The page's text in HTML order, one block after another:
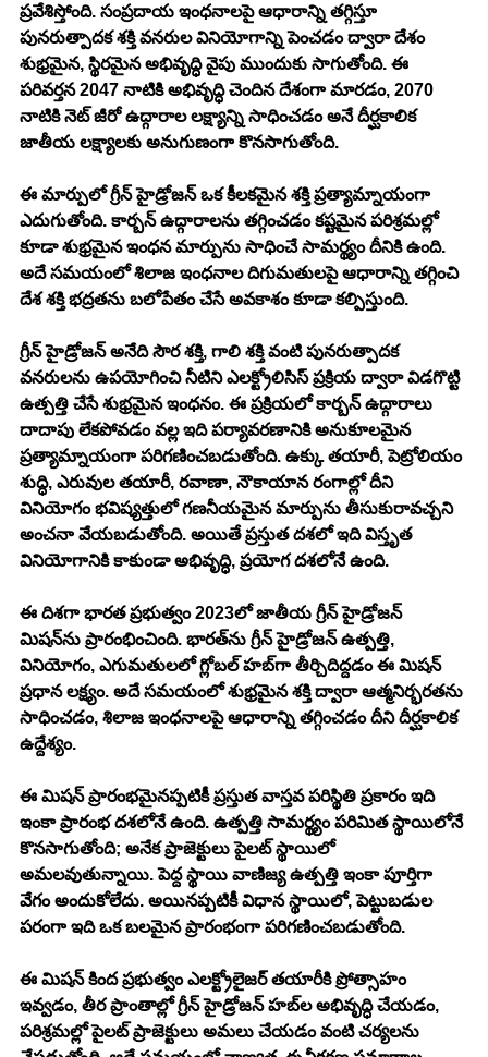
ప్రవేశిస్తోంది. సంప్రదాయ ఇంధనాలపై ఆధారాన్ని తగ్గిస్తూ
పునరుత్పాదక శక్తి వనరుల వినియోగాన్ని పెంచడం ద్వారా దేశం
శుభ్రమైన, స్థిరమైన అభివృద్ధి వైపు ముందుకు సాగుతోంది. ఈ
పరివర్తన 2047 నాటికి అభివృద్ధి చెందిన దేశంగా మారడం, 2070
నాటికి నెట్ జీరో ఉద్గారాల లక్ష్యాన్ని సాధించడం అనే దీర్ఘకాలిక
జాతీయ లక్ష్యాలకు అనుగుణంగా కొనసాగుతోంది.
ఈ మార్పులో గ్రీన్ హైడ్రోజన్ ఒక కీలకమైన శక్తి ప్రత్యామ్నాయంగా
ఎదుగుతోంది. కార్బన్ ఉద్గారాలను తగ్గించడం కష్టమైన పరిశ్రమల్లో
కూడా శుభ్రమైన ఇంధన మార్పును సాధించే సామర్థ్యం దీనికి ఉంది.
అదే సమయంలో శిలాజ ఇంధనాల దిగుమతులపై ఆధారాన్ని తగ్గించి
దేశ శక్తి భద్రతను బలోపేతం చేసే అవకాశం కూడా కల్పిస్తుంది.
గ్రీన్ హైడ్రోజన్ అనేది సౌర శక్తి, గాలి శక్తి వంటి పునరుత్పాదక
వనరులను ఉపయోగించి నీటిని ఎలక్ట్రోలిసిస్ ప్రక్రియ ద్వారా విడగొట్టి
ఉత్పత్తి చేసే శుభ్రమైన ఇంధనం. ఈ ప్రక్రియలో కార్బన్ ఉద్గారాలు
దాదాపు లేకపోవడం వల్ల ఇది పర్యావరణానికి అనుకూలమైన
ప్రత్యామ్నాయంగా పరిగణించబడుతోంది. ఉక్కు తయారీ, పెట్రోలియం
శుద్ధి, ఎరువుల తయారీ, రవాణా, నౌకాయాన రంగాల్లో దీని
వినియోగం భవిష్యత్తులో గణనీయమైన మార్పును తీసుకురావచ్చని
అంచనా వేయబడుతోంది. అయితే ప్రస్తుత దశలో ఇది విస్తృత
వినియోగానికి కాకుండా అభివృద్ధి, ప్రయోగ దశలోనే ఉంది.
ఈ దిశగా భారత ప్రభుత్వం 2023లో జాతీయ గ్రీన్ హైడ్రోజన్
మిషన్‌ను ప్రారంభించింది. భారత్‌ను గ్రీన్ హైడ్రోజన్ ఉత్పత్తి,
వినియోగం, ఎగుమతులలో గ్లోబల్ హబ్‌గా తీర్చిదిద్దడం ఈ మిషన్
ప్రధాన లక్ష్యం. అదే సమయంలో శుభ్రమైన శక్తి ద్వారా ఆత్మనిర్భరతను
సాధించడం, శిలాజ ఇంధనాలపై ఆధారాన్ని తగ్గించడం దీని దీర్ఘకాలిక
ఉద్దేశ్యం.
ఈ మిషన్ ప్రారంభమైనప్పటికీ ప్రస్తుత వాస్తవ పరిస్థితి ప్రకారం ఇది
ఇంకా ప్రారంభ దశలోనే ఉంది. ఉత్పత్తి సామర్థ్యం పరిమిత స్థాయిలోనే
కొనసాగుతోంది; అనేక ప్రాజెక్టులు పైలట్ స్థాయిలో
అమలవుతున్నాయి. పెద్ద స్థాయి వాణిజ్య ఉత్పత్తి ఇంకా పూర్తిగా
వేగం అందుకోలేదు. అయినప్పటికీ విధాన స్థాయిలో, పెట్టుబడుల
పరంగా ఇది ఒక బలమైన ప్రారంభంగా పరిగణించబడుతోంది.
ఈ మిషన్ కింద ప్రభుత్వం ఎలక్ట్రోలైజర్ తయారీకి ప్రోత్సాహం
ఇవ్వడం, తీర ప్రాంతాల్లో గ్రీన్ హైడ్రోజన్ హబ్‌ల అభివృద్ధి చేయడం,
పరిశ్రమల్లో పైలట్ ప్రాజెక్టులు అమలు చేయడం వంటి చర్యలను